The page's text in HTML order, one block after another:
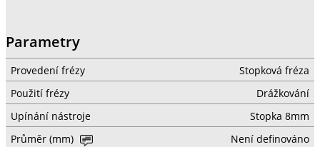
Parametry
Provedení frézy
Stopková fréza
Použití frézy
Drážkování
Upínání nástroje
Stopka 8mm
Průměr (mm)
Není definováno